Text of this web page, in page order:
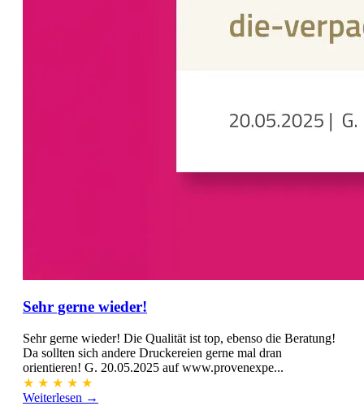
Sehr gerne wieder!
Sehr gerne wieder! Die Qualität ist top, ebenso die Beratung!
Da sollten sich andere Druckereien gerne mal dran
orientieren! G. 20.05.2025 auf www.provenexpe...
★ ★ ★ ★ ★
Weiterlesen →